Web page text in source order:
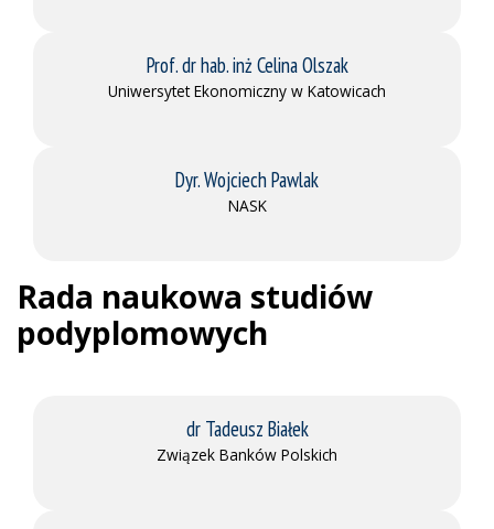
Prof. dr hab. inż Celina Olszak
Uniwersytet Ekonomiczny w Katowicach
Dyr. Wojciech Pawlak
NASK
Rada naukowa studiów
podyplomowych
dr Tadeusz Białek
Związek Banków Polskich